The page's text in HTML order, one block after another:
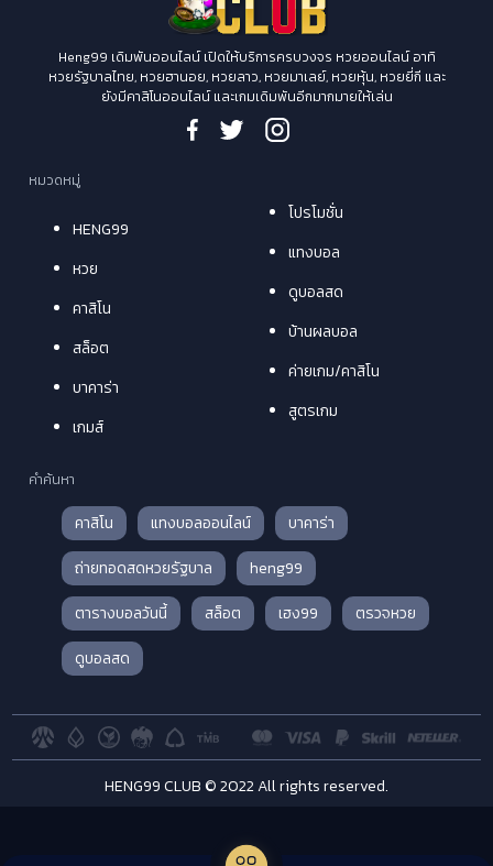
Heng99 เดิมพันออนไลน์ เปิดให้บริการครบวงจร หวยออนไลน์ อาทิ
หวยรัฐบาลไทย, หวยฮานอย, หวยลาว, หวยมาเลย์, หวยหุ้น, หวยยี่กี และ
ยังมีคาสิโนออนไลน์ และเกมเดิมพันอีกมากมายให้เล่น
หมวดหมู่
HENG99
หวย
คาสิโน
สล็อต
บาคาร่า
เกมส์
โปรโมชั่น
แทงบอล
ดูบอลสด
บ้านผลบอล
ค่ายเกม/คาสิโน
สูตรเกม
คำค้นหา
คาสิโน แทงบอลออนไลน์
บาคาร่า
ถ่ายทอดสดหวยรัฐบาล
heng99
ตารางบอลวันนี้
สล็อต เฮง99
ตรวจหวย
ดูบอลสด
HENG99 CLUB © 2022 All rights reserved.